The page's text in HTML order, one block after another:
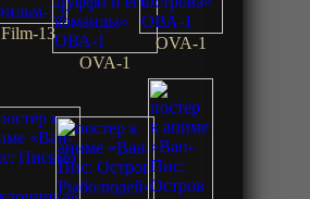
Film-13
OVA-1
OVA-1